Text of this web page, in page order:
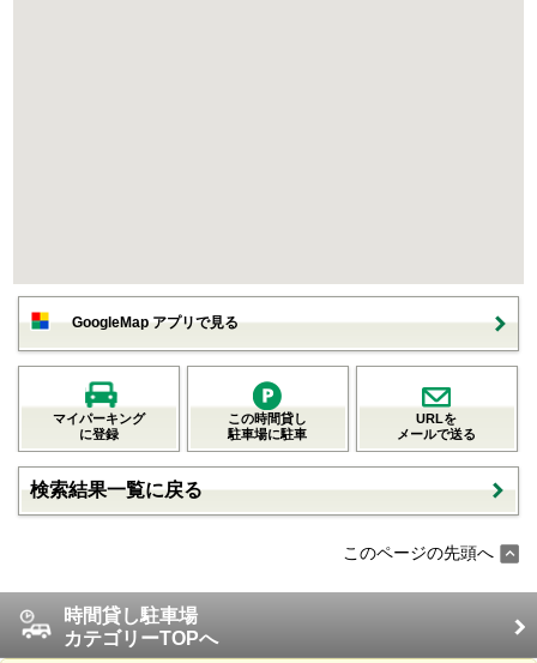
GoogleMap アプリで見る
マイパーキング
に登録
この時間貸し
駐車場に駐車
URLを
メールで送る
検索結果一覧に戻る
このページの先頭へ
時間貸し駐車場
カテゴリーTOPへ